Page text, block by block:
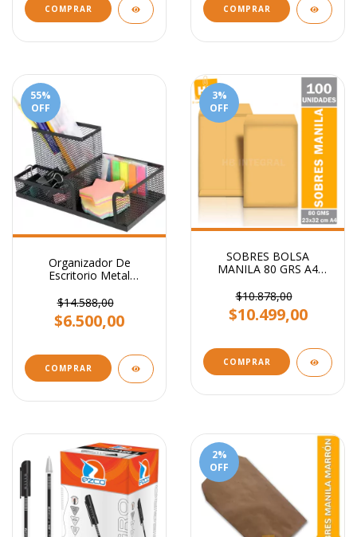
COMPRAR
55%
OFF
Organizador De
Escritorio Metal
Portataco Negro 3
Cavidades
$14.588,00
$6.500,00
3%
OFF
SOBRES BOLSA
MANILA 80 GRS A4
$10.878,00
$10.499,00
COMPRAR
2%
OFF